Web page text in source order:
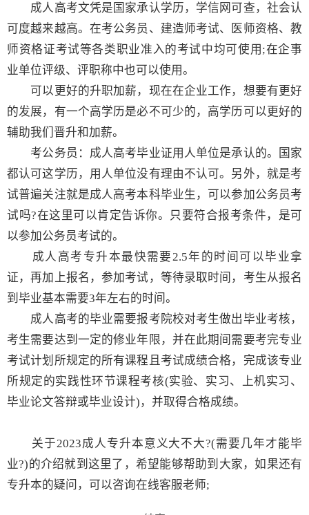
成人高考文凭是国家承认学历，学信网可查，社会认
可度越来越高。在考公务员、建造师考试、医师资格、教
师资格证考试等各类职业准入的考试中均可使用;在企事
业单位评级、评职称中也可以使用。
可以更好的升职加薪，现在在企业工作，想要有更好
的发展，有一个高学历是必不可少的，高学历可以更好的
辅助我们晋升和加薪。
考公务员：成人高考毕业证用人单位是承认的。国家
都认可这学历，用人单位没有理由不认可。另外，就是考
试普遍关注就是成人高考本科毕业生，可以参加公务员考
试吗?在这里可以肯定告诉你。只要符合报考条件，是可
以参加公务员考试的。
成人高考专升本最快需要2.5年的时间可以毕业拿
证，再加上报名，参加考试，等待录取时间，考生从报名
到毕业基本需要3年左右的时间。
成人高考的毕业需要报考院校对考生做出毕业考核，
考生需要达到一定的修业年限，并在此期间需要考完专业
考试计划所规定的所有课程且考试成绩合格，完成该专业
所规定的实践性环节课程考核(实验、实习、上机实习、
毕业论文答辩或毕业设计)，并取得合格成绩。
关于2023成人专升本意义大不大?(需要几年才能毕
业?)的介绍就到这里了，希望能够帮助到大家，如果还有
专升本的疑问，可以咨询在线客服老师;